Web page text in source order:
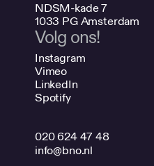
NDSM-kade 7
1033 PG Amsterdam
Volg ons!
Instagram
Vimeo
LinkedIn
Spotify
020 624 47 48
info@bno.nl